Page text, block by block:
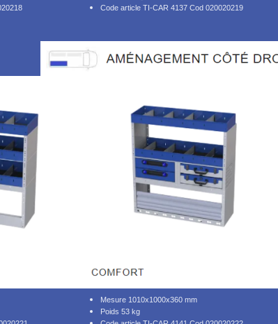
Code article TI-CAR 4137 Cod 020020219
Mesure 1010x1000x360 mm
Poids 53 kg